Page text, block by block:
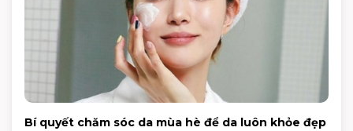
Bí quyết chăm sóc da mùa hè để da luôn khỏe đẹp